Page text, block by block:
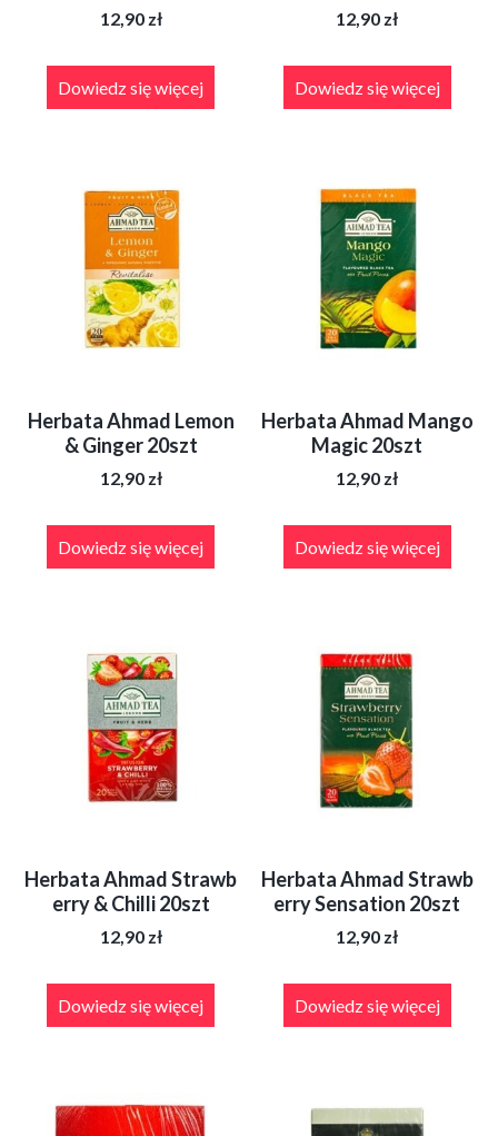
12,90 zł
Dowiedz się więcej
12,90 zł
Dowiedz się więcej
Herbata Ahmad Lemon
& Ginger 20szt
12,90 zł
Dowiedz się więcej
Herbata Ahmad Mango
Magic 20szt
12,90 zł
Dowiedz się więcej
Herbata Ahmad Strawb
erry & Chilli 20szt
12,90 zł
Dowiedz się więcej
Herbata Ahmad Strawb
erry Sensation 20szt
12,90 zł
Dowiedz się więcej